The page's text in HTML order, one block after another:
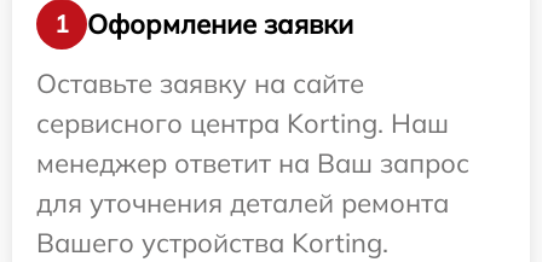
1
Оформление заявки
Оставьте заявку на сайте
сервисного центра Korting. Наш
менеджер ответит на Ваш запрос
для уточнения деталей ремонта
Вашего устройства Korting.